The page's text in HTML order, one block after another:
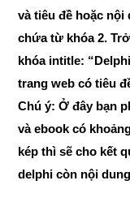
và tiêu đề hoặc nội
chứa từ khóa 2.
khóa intitle:
trang web có tiêu
Chú ý: Ở đây bạn
và ebook có
kép thì sẽ cho kết
delphi còn nội